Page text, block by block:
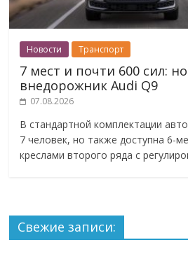
Новости Транспорт
7 мест и почти 600 сил:
внедорожник Audi Q9
07.08.2026
В стандартной комплектации
7 человек, но также доступна 6-
креслами второго ряда с
Свежие записи: